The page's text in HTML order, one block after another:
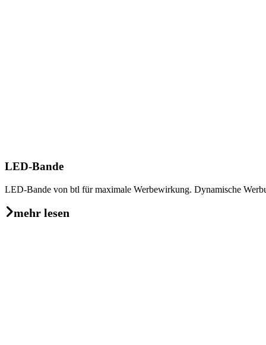
LED-Bande
LED-Bande von btl für maximale Werbewirkung. Dynamische
mehr lesen